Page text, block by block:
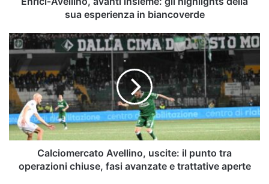
sua esperienza in biancoverde
Calciomercato
Avellino,
il
punto
tra
operazioni
chiuse,
fasi
avanzateCalciomercato Avellino, uscite: il punto tra
operazioni chiuse, fasi avanzate e trattative aperte